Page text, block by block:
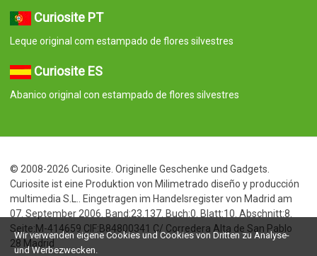
Curiosite PT
Leque original com estampado de flores silvestres
Curiosite ES
Abanico original con estampado de flores silvestres
© 2008-2026 Curiosite. Originelle Geschenke und Gadgets.
Curiosite ist eine Produktion von Milimetrado diseño y producción
multimedia S.L.. Eingetragen im Handelsregister von Madrid am
07. September 2006. Band:23.137. Buch:0. Blatt:10. Abschnitt:8.
Seite:M-414659 CIF:B84800341 C/ Corredera Alta de San Pablo
28 Madrid
Wir verwenden eigene Cookies und Cookies von Dritten zu Analyse-
und Werbezwecken.